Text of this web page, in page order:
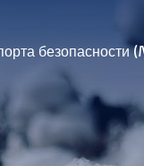
безопасности